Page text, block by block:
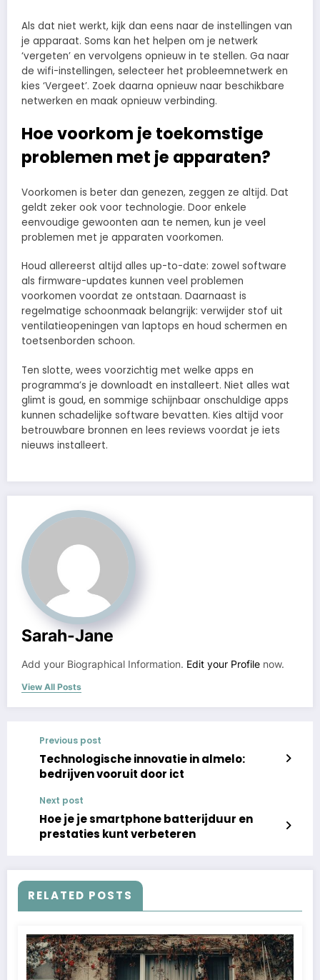
Als dat niet werkt, kijk dan eens naar de instellingen van
je apparaat. Soms kan het helpen om je netwerk
‘vergeten’ en vervolgens opnieuw in te stellen. Ga naar
de wifi-instellingen, selecteer het probleemnetwerk en
kies ‘Vergeet’. Zoek daarna opnieuw naar beschikbare
netwerken en maak opnieuw verbinding.
Hoe voorkom je toekomstige
problemen met je apparaten?
Voorkomen is beter dan genezen, zeggen ze altijd. Dat
geldt zeker ook voor technologie. Door enkele
eenvoudige gewoonten aan te nemen, kun je veel
problemen met je apparaten voorkomen.
Houd allereerst altijd alles up-to-date: zowel software
als firmware-updates kunnen veel problemen
voorkomen voordat ze ontstaan. Daarnaast is
regelmatige schoonmaak belangrijk: verwijder stof uit
ventilatieopeningen van laptops en houd schermen en
toetsenborden schoon.
Ten slotte, wees voorzichtig met welke apps en
programma’s je downloadt en installeert. Niet alles wat
glimt is goud, en sommige schijnbaar onschuldige apps
kunnen schadelijke software bevatten. Kies altijd voor
betrouwbare bronnen en lees reviews voordat je iets
nieuws installeert.
Sarah-Jane
Add your Biographical Information. Edit your Profile now.
View All Posts
Previous post
Technologische innovatie in almelo:
bedrijven vooruit door ict
Next post
Hoe je je smartphone batterijduur en
prestaties kunt verbeteren
RELATED POSTS